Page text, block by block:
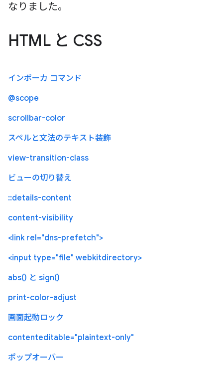
なりました。
HTML と CSS
インボーカ コマンド
@scope
scrollbar-color
スペルと文法のテキスト装飾
view-transition-class
ビューの切り替え
::details-content
content-visibility
<link rel="dns-prefetch">
<input type="file" webkitdirectory>
abs() と sign()
print-color-adjust
画面起動ロック
contenteditable="plaintext-only"
ポップオーバー